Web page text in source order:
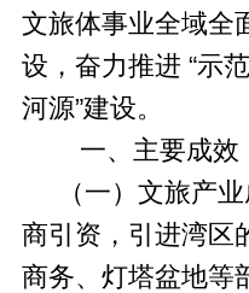
文旅体事业全域全
设，奋力推进 “示
河源”建设。
一、主要成效
（一）文旅产业
商引资，引进湾区
商务、灯塔盆地等